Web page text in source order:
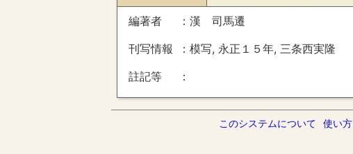
編著者
漢 司馬遷
刊写情報
模写, 永正１５年, 三条西実隆
註記等
このシステムについて 使い方